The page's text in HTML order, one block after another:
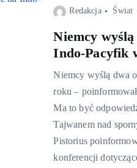
Redakcja Świat
Niemcy
Indo-Pacyfik
Niemcy wyślą dwa
roku –
Ma to być
Tajwanem nad
Pistorius
konferencji